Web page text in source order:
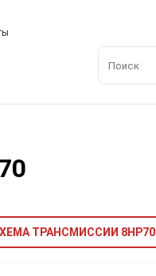
ТРАНСМИССИИ 8HP70